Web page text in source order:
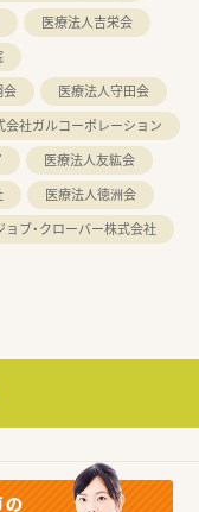
医療法人吉栄会
会
医療法人守田会
会社ガルコーポレーション
医療法人友紘会
医療法人徳洲会
ョブ・クローバー株式会社